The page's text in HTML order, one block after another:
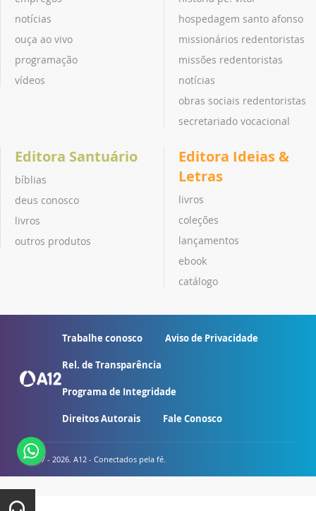
notícias
ouça ao vivo
programação
vídeos
hospedagem santo afonso
missionários redentoristas
missões redentoristas
notícias
obras sociais redentoristas
secretariado vocacional
Editora Santuário
bíblias
deus conosco
livros
outros produtos
Editora Ideias &
Letras
livros
coleções
lançamentos
ebook
catálogo
Trabalhe conosco Aviso de Privacidade
Rel. de Transparência
Programa de Integridade
Direitos Autorais Fale Conosco
© 2007 - 2026. A12 - Conectados pela fé.